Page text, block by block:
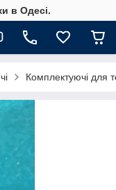
в Одесі.
Комплектуючі для